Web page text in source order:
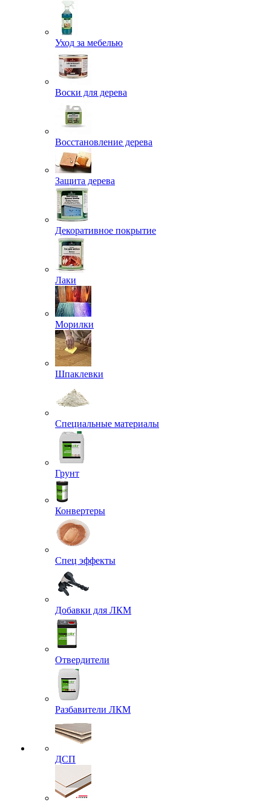
Уход за мебелью
Воски для дерева
Восстановление дерева
Защита дерева
Декоративное покрытие
Лаки
Морилки
Шпаклевки
Специальные материалы
Грунт
Конвертеры
Спец эффекты
Добавки для ЛКМ
Отвердители
Разбавители ЛКМ
ДСП